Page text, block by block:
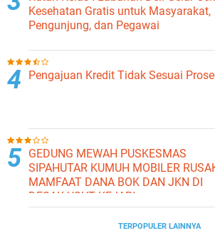
Kesehatan Gratis untuk Masyarakat,
Pengunjung, dan Pegawai
Pengajuan Kredit Tidak Sesuai
GEDUNG MEWAH PUSKESMAS
SIPAHUTAR KUMUH MOBILER
MAMFAAT DANA BOK DAN JKN DI
DESAK USUT KEJARI
TERPOPULER LAINNYA